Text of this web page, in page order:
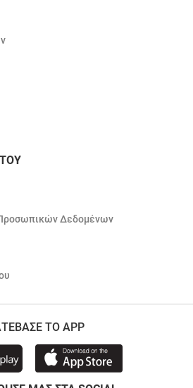
Δεδομένων
ΤΟ APP